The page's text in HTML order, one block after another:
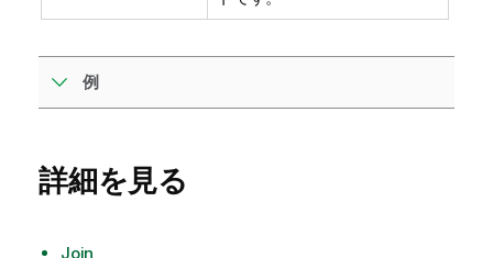
例
詳細を見る
Join